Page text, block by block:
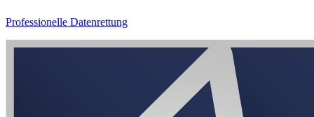
Professionelle Datenrettung